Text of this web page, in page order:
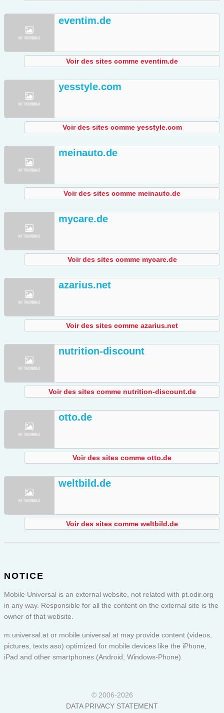
eventim.de
Voir des sites comme eventim.de
yesstyle.com
Voir des sites comme yesstyle.com
meinauto.de
Voir des sites comme meinauto.de
mycare.de
Voir des sites comme mycare.de
azarius.net
Voir des sites comme azarius.net
nutrition-discount
Voir des sites comme nutrition-discount.de
otto.de
Voir des sites comme otto.de
weltbild.de
Voir des sites comme weltbild.de
NOTICE
Mobile Universal is an external website, not related with pt.odir.org
in any way. Responsible for all the content on the external site is the
owner of that website.
m.universal.at or mobile.universal.at may provide content (videos,
pictures, texts aso) optimized for mobile devices like the iPhone,
iPad and other smartphones (Android, Windows-Phone).
© 2006-2026
DATA PRIVACY STATEMENT